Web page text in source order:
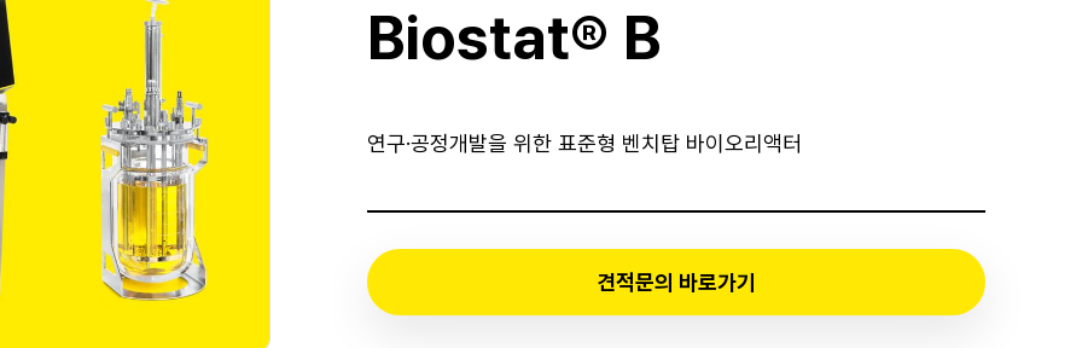
Biostat® B
연구·공정개발을 위한 표준형 벤치탑 바이오리액터
견적문의 바로가기